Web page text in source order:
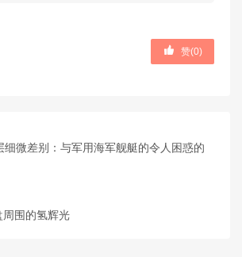
赞(0)
细微差别：与军用海军舰艇的令人困惑的
围的氢辉光